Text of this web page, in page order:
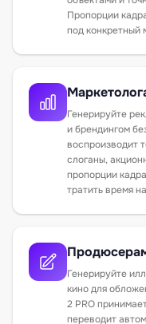
Пропорции
под конкретный
Генерируйте
и брендингом
воспроизводит
слоганы,
пропорции
тратить время
Генерируйте
кино для
2 PRO
переводит